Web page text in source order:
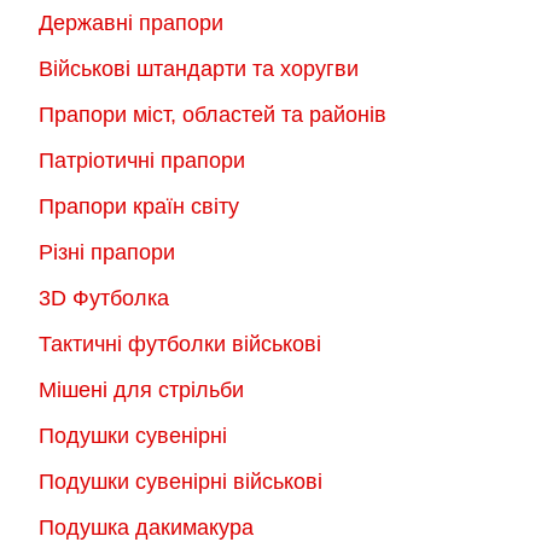
на
товару
Державні прапори
Військові штандарти та хоругви
Прапори міст, областей та районів
Патріотичні прапори
Прапори країн світу
Різні прапори
3D Футболка
Тактичні футболки військові
Мішені для стрільби
Подушки сувенірні
Подушки сувенірні військові
Подушка дакимакура